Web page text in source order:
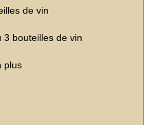
de vin
bouteilles de vin
plus